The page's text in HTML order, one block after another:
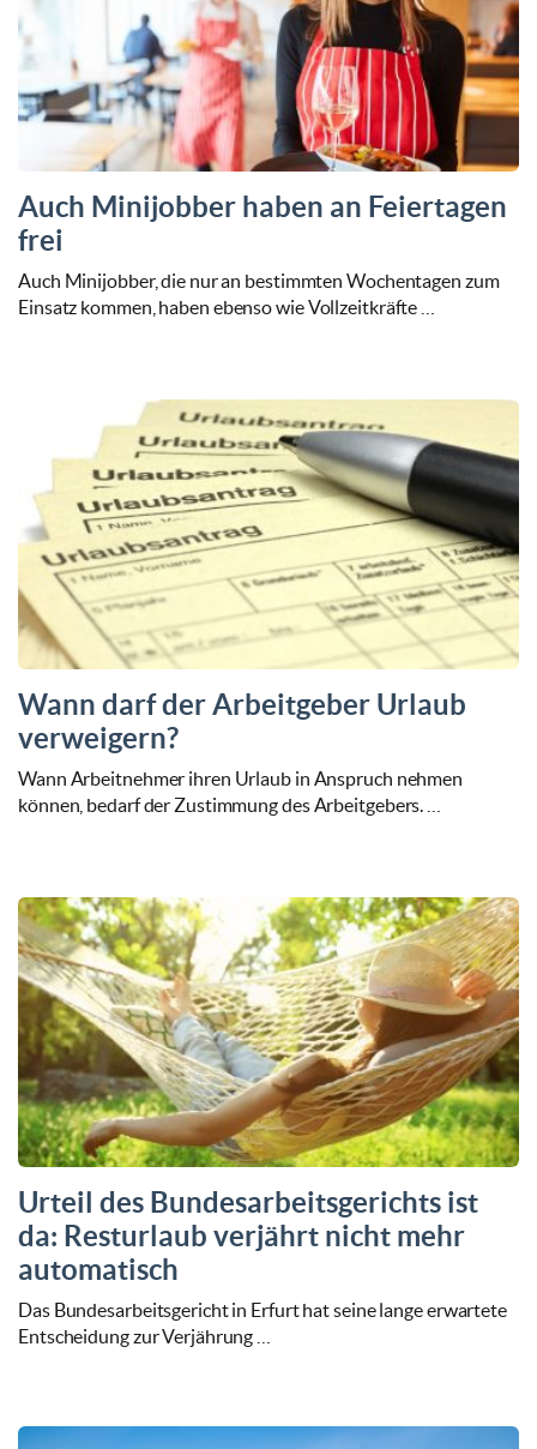
Auch Minijobber haben an Feiertagen
frei
Auch Minijobber, die nur an bestimmten Wochentagen zum
Einsatz kommen, haben ebenso wie Vollzeitkräfte …
Wann darf der Arbeitgeber Urlaub
verweigern?
Wann Arbeitnehmer ihren Urlaub in Anspruch nehmen
können, bedarf der Zustimmung des Arbeitgebers. …
Urteil des Bundesarbeitsgerichts ist
da: Resturlaub verjährt nicht mehr
automatisch
Das Bundesarbeitsgericht in Erfurt hat seine lange erwartete
Entscheidung zur Verjährung …